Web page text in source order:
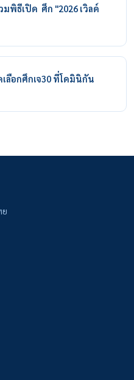
พิธีเปิด ศึก "2026 เวิลด์
ลือกศึกเจ30 ที่โดมินิกัน
ย